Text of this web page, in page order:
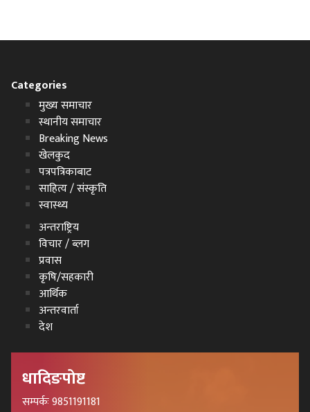
Categories
मुख्य समाचार
स्थानीय समाचार
Breaking News
खेलकुद
पत्रपत्रिकाबाट
साहित्य / संस्कृति
स्वास्थ्य
अन्तराष्ट्रिय
विचार / ब्लग
प्रवास
कृषि/सहकारी
आर्थिक
अन्तरवार्ता
देश
धादिङपोष्ट
सम्पर्कः 9851191181